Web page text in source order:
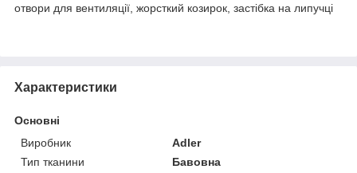
отвори для вентиляції, жорсткий козирок, застібка на липучці
Характеристики
Основні
Виробник
Adler
Тип тканини
Бавовна